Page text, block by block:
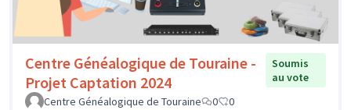
Centre Généalogique de Touraine -
Projet Captation 2024
Soumis
au vote
Centre Généalogique de Touraine
0 0